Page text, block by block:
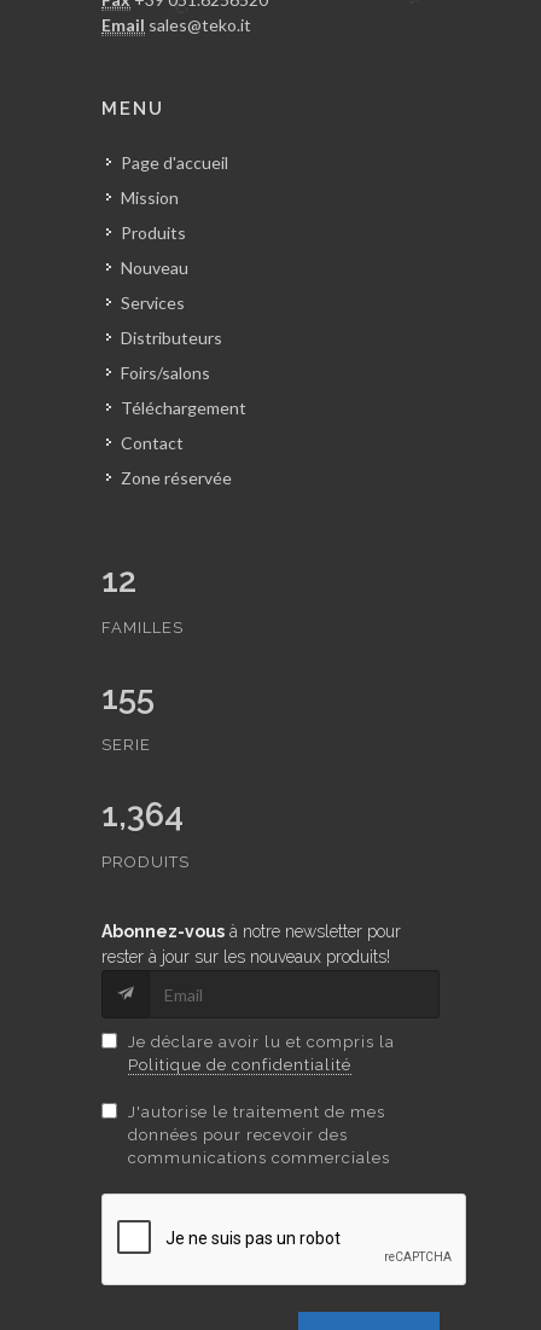
Email sales@teko.it
MENU
Page d'accueil
Mission
Produits
Nouveau
Services
Distributeurs
Foirs/salons
Téléchargement
Contact
Zone réservée
12
FAMILLES
155
SERIE
1,364
PRODUITS
Abonnez-vous à notre newsletter pour
rester à jour sur les nouveaux produits!
Je déclare avoir lu et compris la
Politique de confidentialité
J'autorise le traitement de mes
données pour recevoir des
communications commerciales